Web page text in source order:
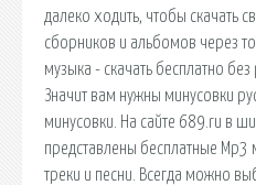
далеко ходить, чтобы скачать
сборников и альбомов через
музыка - скачать бесплатно
Значит вам нужны минусовки
минусовки. На сайте 689.ru в
представлены бесплатные
треки и песни. Всегда можно